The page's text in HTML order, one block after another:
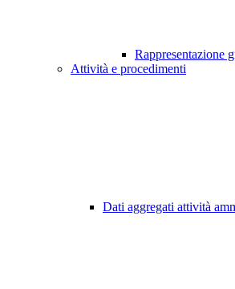
Rappresentazione
Attività e procedimenti
Dati aggregati attività